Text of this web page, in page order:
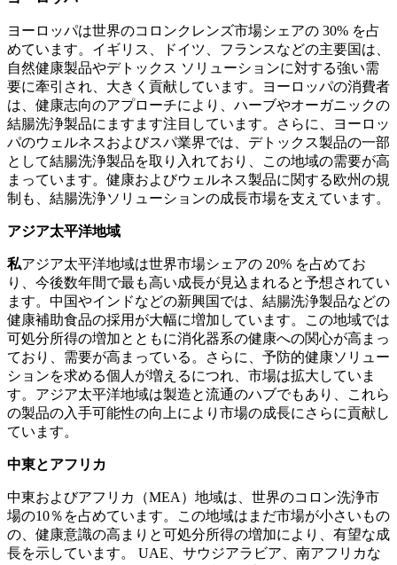
ヨーロッパは世界のコロンクレンズ市場シェアの 30% を占
めています。イギリス、ドイツ、フランスなどの主要国は、
自然健康製品やデトックス ソリューションに対する強い需
要に牽引され、大きく貢献しています。ヨーロッパの消費者
は、健康志向のアプローチにより、ハーブやオーガニックの
結腸洗浄製品にますます注目しています。さらに、ヨーロッ
パのウェルネスおよびスパ業界では、デトックス製品の一部
として結腸洗浄製品を取り入れており、この地域の需要が高
まっています。健康およびウェルネス製品に関する欧州の規
制も、結腸洗浄ソリューションの成長市場を支えています。
アジア太平洋地域
私アジア太平洋地域は世界市場シェアの 20% を占めてお
り、今後数年間で最も高い成長が見込まれると予想されてい
ます。中国やインドなどの新興国では、結腸洗浄製品などの
健康補助食品の採用が大幅に増加しています。この地域では
可処分所得の増加とともに消化器系の健康への関心が高まっ
ており、需要が高まっている。さらに、予防的健康ソリュー
ションを求める個人が増えるにつれ、市場は拡大していま
す。アジア太平洋地域は製造と流通のハブでもあり、これら
の製品の入手可能性の向上により市場の成長にさらに貢献し
ています。
中東とアフリカ
中東およびアフリカ（MEA）地域は、世界のコロン洗浄市
場の10％を占めています。この地域はまだ市場が小さいもの
の、健康意識の高まりと可処分所得の増加により、有望な成
長を示しています。 UAE、サウジアラビア、南アフリカな